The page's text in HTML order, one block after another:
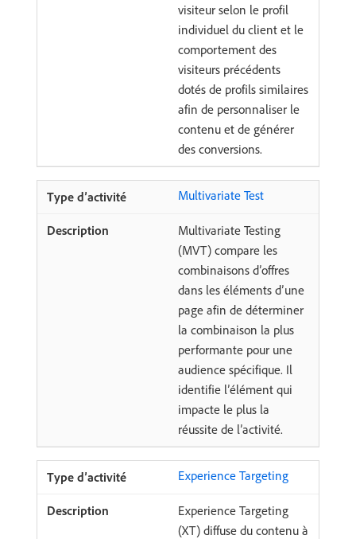
visiteur selon le profil
individuel du client et le
comportement des
visiteurs précédents
dotés de profils similaires
afin de personnaliser le
contenu et de générer
des conversions.
Multivariate Test
Multivariate Testing
(MVT) compare les
combinaisons d’offres
dans les éléments d’une
page afin de déterminer
la combinaison la plus
performante pour une
audience spécifique. Il
identifie l’élément qui
impacte le plus la
réussite de l’activité.
Experience Targeting
Experience Targeting
(XT) diffuse du contenu à